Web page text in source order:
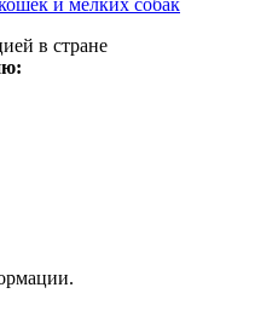
в стране